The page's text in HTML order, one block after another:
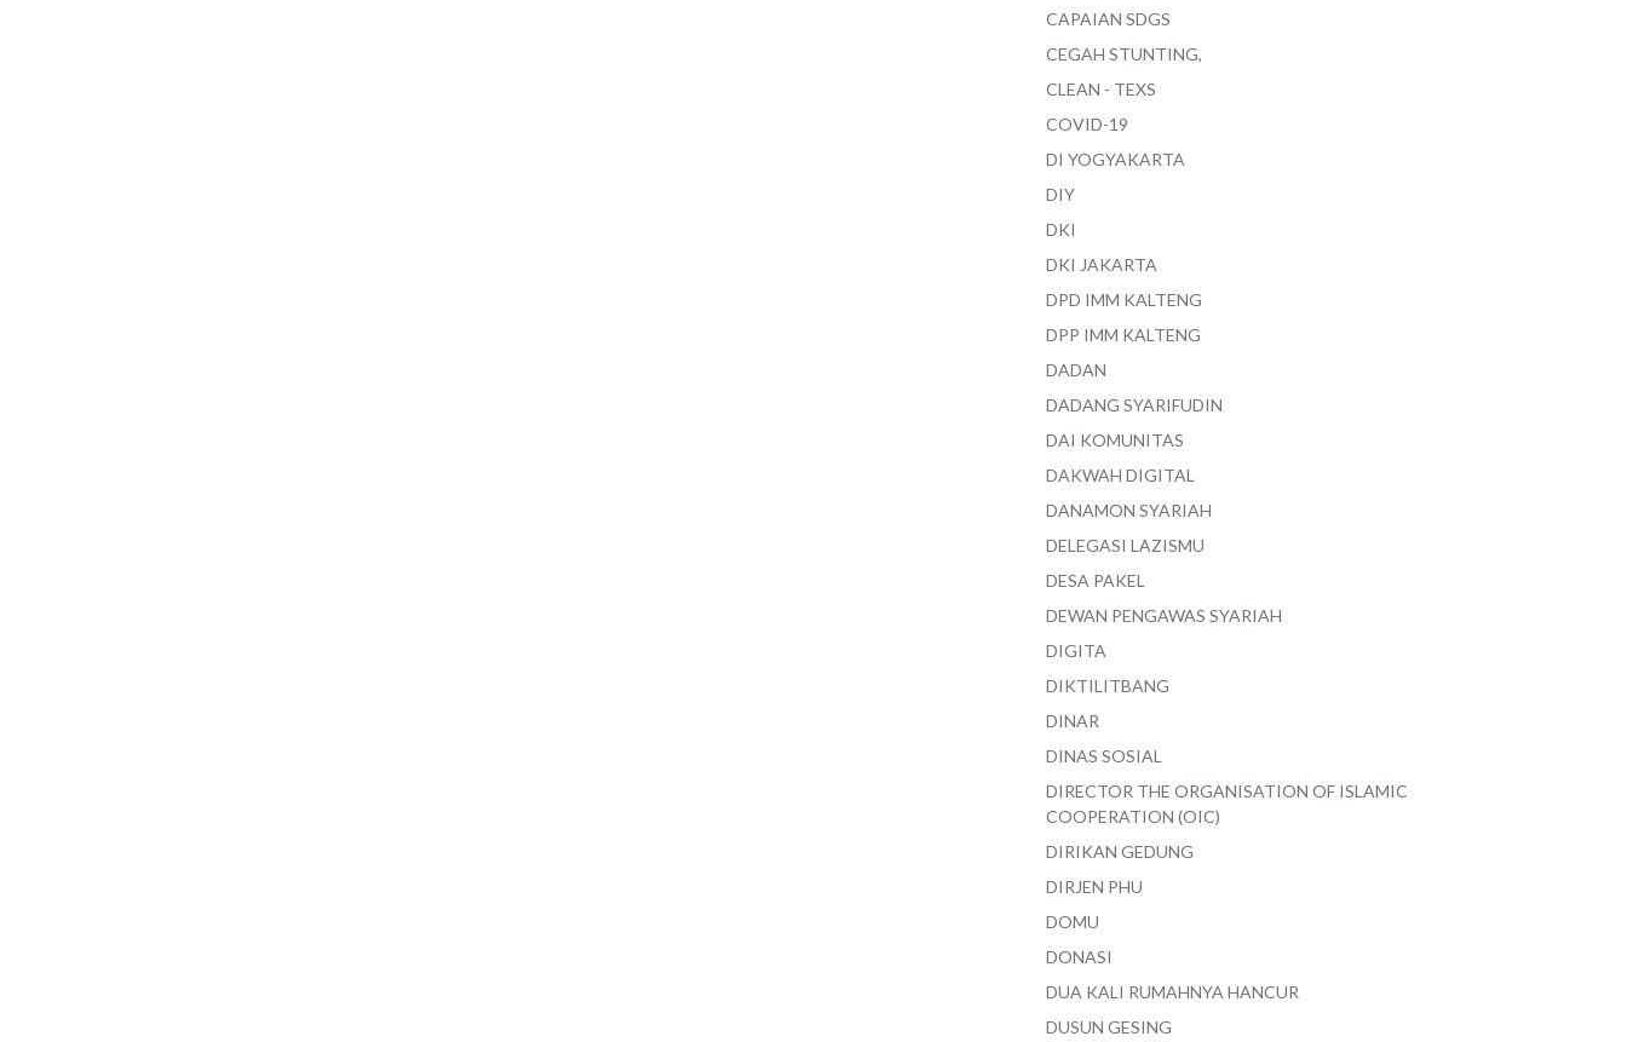
CAPAIAN SDGS
CEGAH STUNTING,
CLEAN - TEXS
COVID-19
DI YOGYAKARTA
DIY
DKI
DKI JAKARTA
DPD IMM KALTENG
DPP IMM KALTENG
DADAN
DADANG SYARIFUDIN
DAI KOMUNITAS
DAKWAH DIGITAL
DANAMON SYARIAH
DELEGASI LAZISMU
DESA PAKEL
DEWAN PENGAWAS SYARIAH
DIGITA
DIKTILITBANG
DINAR
DINAS SOSIAL
DIRECTOR THE ORGANISATION OF ISLAMIC
COOPERATION (OIC)
DIRIKAN GEDUNG
DIRJEN PHU
DOMU
DONASI
DUA KALI RUMAHNYA HANCUR
DUSUN GESING